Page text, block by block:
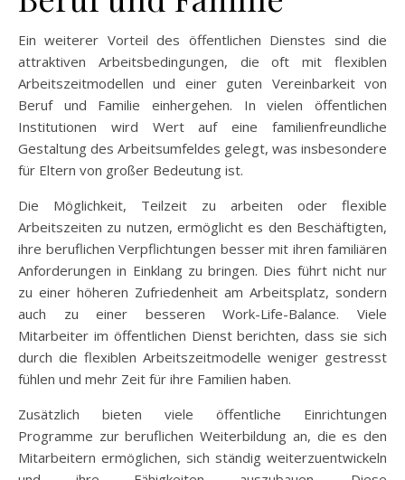
Ein weiterer Vorteil des öffentlichen Dienstes sind die
attraktiven Arbeitsbedingungen, die oft mit flexiblen
Arbeitszeitmodellen und einer guten Vereinbarkeit von
Beruf und Familie einhergehen. In vielen öffentlichen
Institutionen wird Wert auf eine familienfreundliche
Gestaltung des Arbeitsumfeldes gelegt, was insbesondere
für Eltern von großer Bedeutung ist.
Die Möglichkeit, Teilzeit zu arbeiten oder flexible
Arbeitszeiten zu nutzen, ermöglicht es den Beschäftigten,
ihre beruflichen Verpflichtungen besser mit ihren familiären
Anforderungen in Einklang zu bringen. Dies führt nicht nur
zu einer höheren Zufriedenheit am Arbeitsplatz, sondern
auch zu einer besseren Work-Life-Balance. Viele
Mitarbeiter im öffentlichen Dienst berichten, dass sie sich
durch die flexiblen Arbeitszeitmodelle weniger gestresst
fühlen und mehr Zeit für ihre Familien haben.
Zusätzlich bieten viele öffentliche Einrichtungen
Programme zur beruflichen Weiterbildung an, die es den
Mitarbeitern ermöglichen, sich ständig weiterzuentwickeln